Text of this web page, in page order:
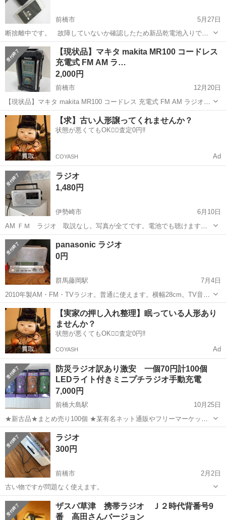
前橋市
5月27日
断捨離中です。 故障していないか確認したため新品乾電池入りで
す。 AM電波受信できました。箱にNHK594hz等メモが書いてありま
す。 前橋三中そばの勤務先に取りに来ていただける方
群馬 前橋市 生活家電 Panasonic
【現状品】マキタ makita MR100 コードレス
充電式 FM AM ラ…
2,000円
前橋市
12月20日
【現状品】マキタ makita MR100 コードレス 充電式 FM AM ラジオ
18V 14.4V 12V 9.6V 数あるページからご覧いただきありがとうござい
ます！ ■商品説明■ ・中古品の為、キズや汚...
群馬 前橋市 生活家電 いただき
【求】古い人形譲ってくれませんか？
状態が悪くてもOK🙆‍♀️査定0円‼️
COYASH Ad
ラジオ
1,480円
伊勢崎市
6月10日
AM ＦＭ ラジオ 取説なし。写真が全てです。電池でも聴けます。
サイズ幅22 高さ17(取って迄)奥行き6 普通に聴けます。中古品に付き
NOC．NORで。 値下げ不可。 国定駅南口迄取り引きに来られる方。
群馬 伊勢崎市
panasonic ラジオ
0円
群馬藤岡駅
7月4日
2010年製AM・FM・TVラジオ。普通に使えます。横幅28cm。TV音声
は聞いたことはありません。イヤホン端子付き。
群馬 藤岡市 群馬藤岡駅 生活家電 panasonic
【実家の押し入れ整理】眠っている人形あり
ませんか？
状態が悪くてもOK🙆‍♀️査定0円‼️
COYASH Ad
防災ラジオ訳あり激安 一個70円計100個
LEDライト付きミニプチラジオ手動充電
7,000円
前橋大島駅
10月25日
★新古品★まとめ売り100個 ★某有名ネット通販やフリーマーケット
にて1000円〜3800円にて販売実績があります。★ 大量購入して下さる
方向け超激安販売 機能 色 青、緑、パープル、オレンジ AM.FMラジ
オ ...
群馬 前橋市
ラジオ
300円
前橋市
2月2日
古い物ですが問題なく使えます。
群馬 前橋市 生活家電
ザスパ草津 携帯ラジオ Ｊ２時代背番号9
番 高田さんバージョン